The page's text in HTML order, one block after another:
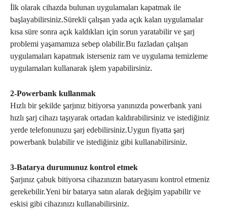
İlk olarak cihazda bulunan uygulamaları kapatmak ile
başlayabilirsiniz.Sürekli çalışan yada açık kalan uygulamalar
kısa süre sonra açık kaldıkları için sorun yaratabilir ve şarj
problemi yaşamamıza sebep olabilir.Bu fazladan çalışan
uygulamaları kapatmak isterseniz ram ve uygulama temizleme
uygulamaları kullanarak işlem yapabilirsiniz.
2-Powerbank kullanmak
Hızlı bir şekilde şarjınız bitiyorsa yanınızda powerbank yani
hızlı şarj cihazı taşıyarak ortadan kaldırabilirsiniz ve istediğiniz
yerde telefonunuzu şarj edebilirsiniz.Uygun fiyatta şarj
powerbank bulabilir ve istediğiniz gibi kullanabilirsiniz.
3-Batarya durumunuz kontrol etmek
Şarjınız çabuk bitiyorsa cihazınızın bataryasını kontrol etmeniz
gerekebilir.Yeni bir batarya satın alarak değişim yapabilir ve
eskisi gibi cihazınızı kullanabilirsiniz.